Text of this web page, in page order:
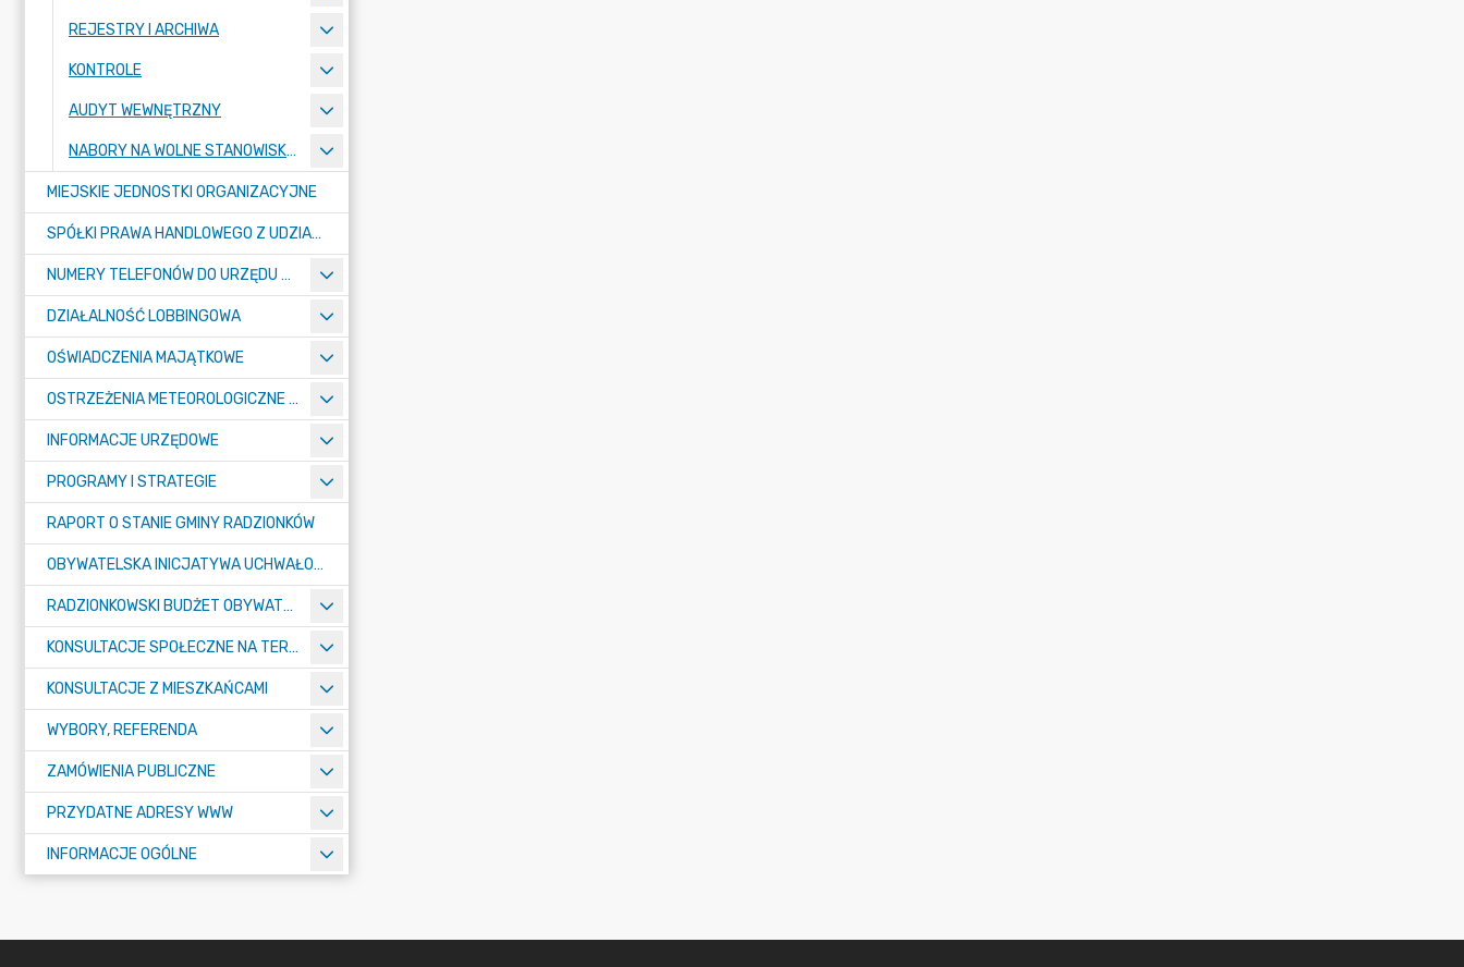
REJESTRY I ARCHIWA
KONTROLE
AUDYT WEWNĘTRZNY
NABORY NA WOLNE STANOWISKA PRACY
MIEJSKIE JEDNOSTKI ORGANIZACYJNE
SPÓŁKI PRAWA HANDLOWEGO Z UDZIAŁEM GMINY
NUMERY TELEFONÓW DO URZĘDU MIASTA, MIEJSKICH JEDNOSTEK ORGANIZACYJNYCH ORAZ SPÓŁEK PRAWA HANDLOWEGO Z UDZIAŁEM GMINY
DZIAŁALNOŚĆ LOBBINGOWA
OŚWIADCZENIA MAJĄTKOWE
OSTRZEŻENIA METEOROLOGICZNE O ZŁYM STANIE POWIETRZA I INNE
INFORMACJE URZĘDOWE
PROGRAMY I STRATEGIE
RAPORT O STANIE GMINY RADZIONKÓW
OBYWATELSKA INICJATYWA UCHWAŁODAWCZA
RADZIONKOWSKI BUDŻET OBYWATELSKI
KONSULTACJE SPOŁECZNE NA TERENIE MIASTA RADZIONKÓW
KONSULTACJE Z MIESZKAŃCAMI
WYBORY, REFERENDA
ZAMÓWIENIA PUBLICZNE
PRZYDATNE ADRESY WWW
INFORMACJE OGÓLNE